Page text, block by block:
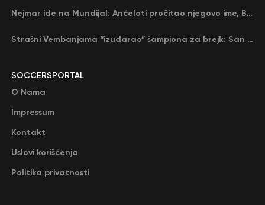
SOCCERSPORTAL
O Nama
Impressum
Kontakt
Uslovi korišćenja
Politika privatnosti
Nejmar ide na Mundijal: Anćeloti pročitao njegovo ime, Brazil u delirijumu (VIDEO)
Strašni Vembanjama “izudarao” šampiona za brejk: San Antonio poveo protiv Oklahome